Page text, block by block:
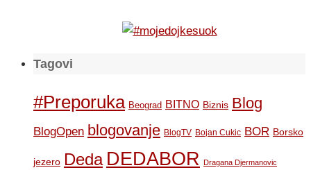
Tagovi
#Preporuka Beograd BITNO Biznis Blog
BlogOpen blogovanje BlogTV Bojan Cukic BOR Borsko
jezero Deda DEDABOR Dragana Djermanovic